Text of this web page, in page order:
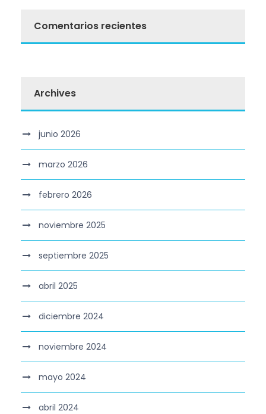
Comentarios recientes
Archives
junio 2026
marzo 2026
febrero 2026
noviembre 2025
septiembre 2025
abril 2025
diciembre 2024
noviembre 2024
mayo 2024
abril 2024